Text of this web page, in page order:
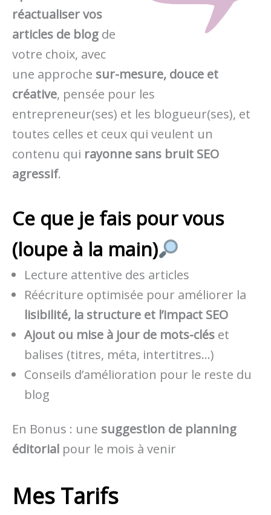
réactualiser vos
articles de blog de
votre choix, avec
une approche sur-mesure, douce et
créative, pensée pour les
entrepreneur(ses) et les blogueur(ses), et
toutes celles et ceux qui veulent un
contenu qui rayonne sans bruit SEO
agressif.
Ce que je fais pour vous
(loupe à la main)
Lecture attentive des articles
Réécriture optimisée pour améliorer la
lisibilité, la structure et l’impact SEO
Ajout ou mise à jour de mots-clés et
balises (titres, méta, intertitres…)
Conseils d’amélioration pour le reste du
blog
En Bonus : une suggestion de planning
éditorial pour le mois à venir
Mes Tarifs